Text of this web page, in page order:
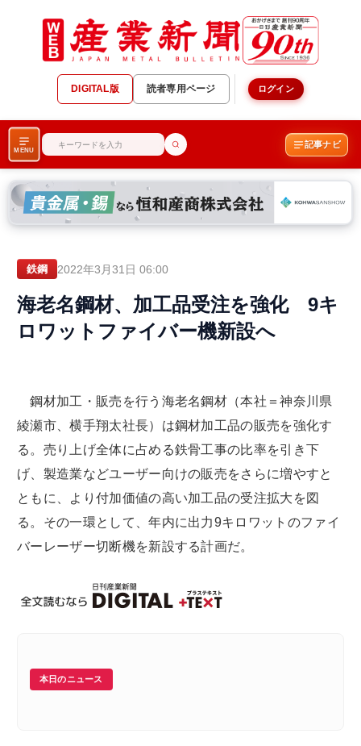
DIGITAL版 読者専用ページ ログイン
MENU
記事ナビ
鉄鋼 2022年3月31日 06:00
海老名鋼材、加工品受注を強化 9キ
ロワットファイバー機新設へ
鋼材加工・販売を行う海老名鋼材（本社＝神奈川県
綾瀬市、横手翔太社長）は鋼材加工品の販売を強化す
る。売り上げ全体に占める鉄骨工事の比率を引き下
げ、製造業などユーザー向けの販売をさらに増やすと
ともに、より付加価値の高い加工品の受注拡大を図
る。その一環として、年内に出力9キロワットのファイ
バーレーザー切断機を新設する計画だ。
本日のニュース